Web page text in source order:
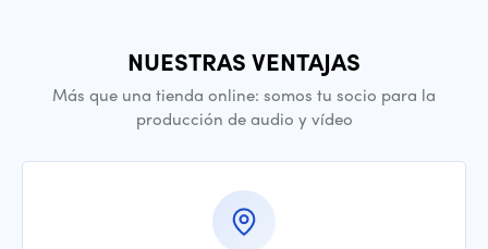
NUESTRAS VENTAJAS
Más que una tienda online: somos tu socio para la
producción de audio y vídeo